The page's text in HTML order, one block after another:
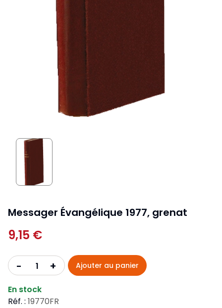
Messager Évangélique 1977, grenat
9,15 €
- + Ajouter au panier
En stock
Réf. : 19770FR